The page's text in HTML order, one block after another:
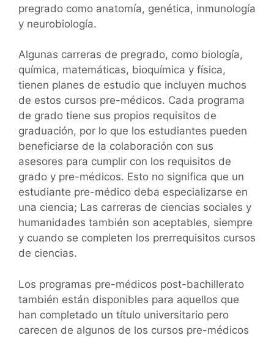
pregrado como anatomía, genética, inmunología
y neurobiología.
Algunas carreras de pregrado, como biología,
química, matemáticas, bioquímica y física,
tienen planes de estudio que incluyen muchos
de estos cursos pre-médicos. Cada programa
de grado tiene sus propios requisitos de
graduación, por lo que los estudiantes pueden
beneficiarse de la colaboración con sus
asesores para cumplir con los requisitos de
grado y pre-médicos. Esto no significa que un
estudiante pre-médico deba especializarse en
una ciencia; Las carreras de ciencias sociales y
humanidades también son aceptables, siempre
y cuando se completen los prerrequisitos cursos
de ciencias.
Los programas pre-médicos post-bachillerato
también están disponibles para aquellos que
han completado un título universitario pero
carecen de algunos de los cursos pre-médicos